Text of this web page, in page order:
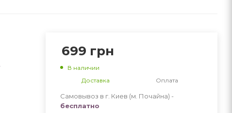
699 грн
В наличии
Доставка
Оплата
Самовывоз в г. Киев (м. Почайна) -
бесплатно